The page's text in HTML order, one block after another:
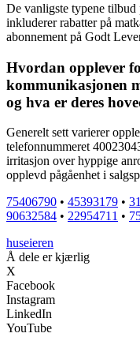
De vanligste typene tilbud
inkluderer rabatter på
abonnement på Godt
Hvordan opplever
kommunikasjonen
og hva er deres
Generelt sett varierer
telefonnummeret
irritasjon over hyppige
opplevd pågåenhet i
75406790 • 45393179 •
90632584 • 22954711 •
huseieren
Å dele er kjærlig
X
Facebook
Instagram
LinkedIn
YouTube